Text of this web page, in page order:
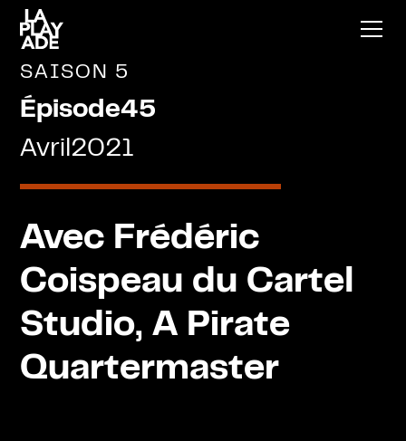
SAISON 5
Épisode45
Avril2021
Avec Frédéric
Coispeau du Cartel
Studio, A Pirate
Quartermaster